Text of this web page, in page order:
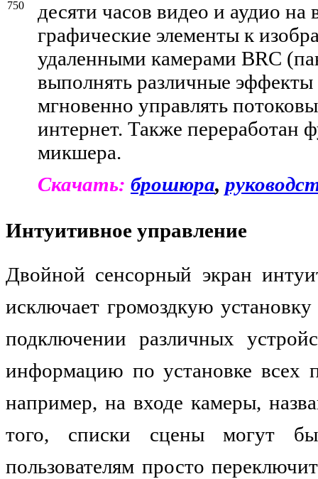
десяти часов видео и аудио на
графические элементы к
удаленными камерами BRC
выполнять различные
мгновенно управлять
интернет. Также переработан
микшера.
Скачать: брошюра,
Интуитивное управление
Двойной сенсорный экран
исключает громоздкую
подключении различных
информацию по установке всех
например, на входе камеры,
того, списки сцены могут
пользователям просто